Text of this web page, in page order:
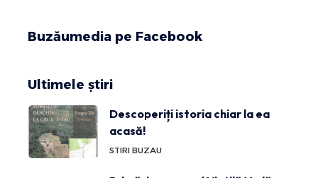
Buzăumedia pe Facebook
Ultimele știri
Descoperiți istoria chiar la ea
acasă!
STIRI BUZAU